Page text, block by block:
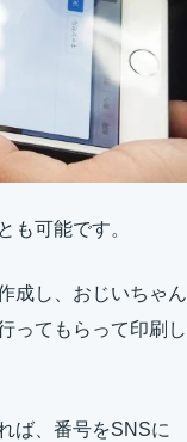
も可能です。
成し、おじいちゃん
ってもらって印刷し
ば、番号をSNSに